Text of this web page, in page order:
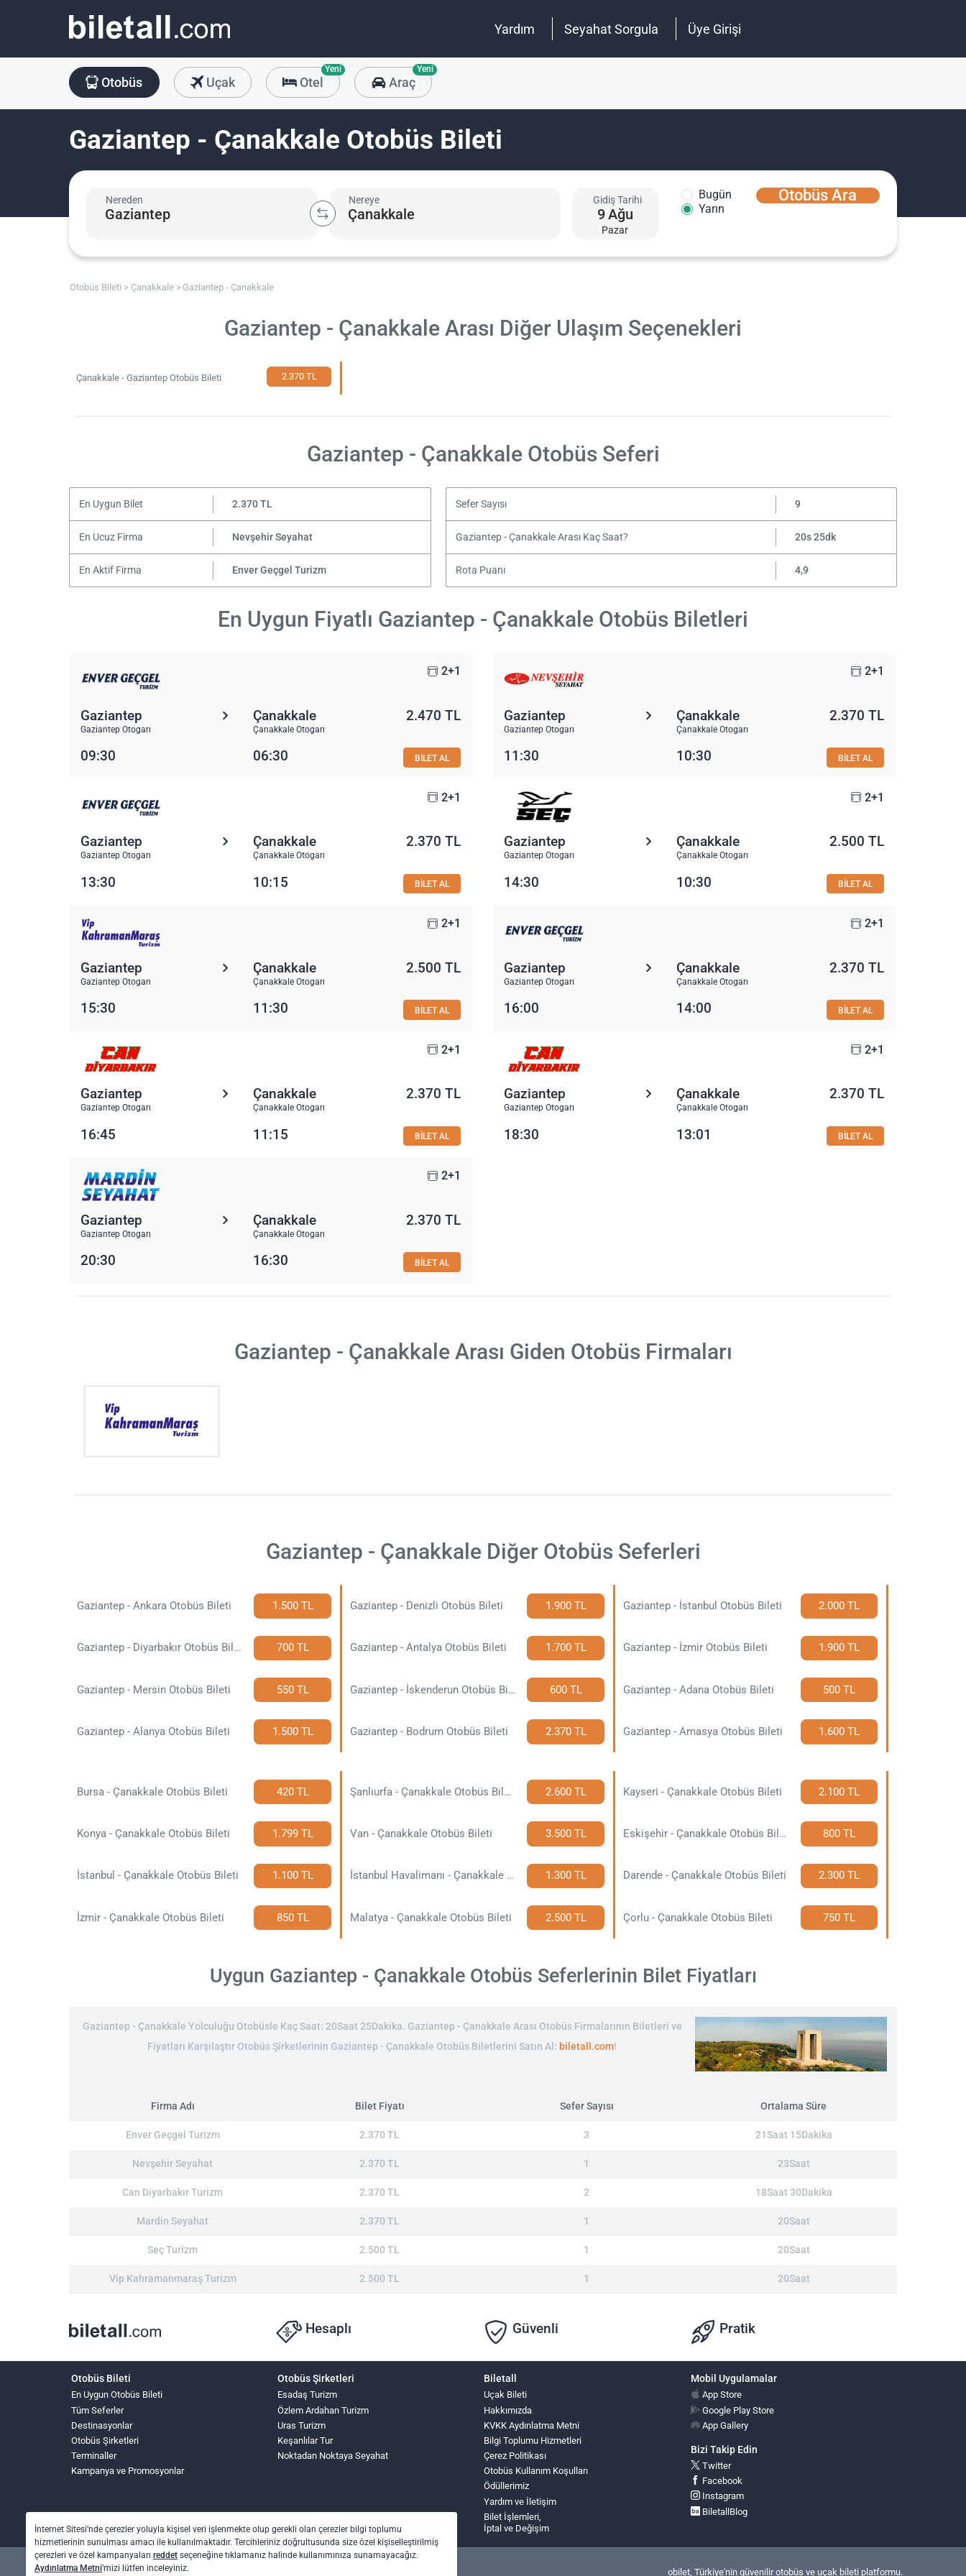
Yardım Seyahat Sorgula Üye Girişi
Otobüs Uçak Otel
Yeni
Araç
Yeni
Gaziantep - Çanakkale Otobüs Bileti
Nereden Nereye Gidiş Tarihi
9Ağu
Pazar
Bugün
Yarın
Otobüs Ara
Otobüs Bileti Çanakkale Gaziantep - Çanakkale
Gaziantep - Çanakkale Arası Diğer Ulaşım Seçenekleri
Çanakkale - Gaziantep Otobüs Bileti 2.370 TL
Gaziantep - Çanakkale Otobüs Seferi
En Uygun Bilet 2.370 TL Sefer Sayısı 9
En Ucuz Firma Nevşehir Seyahat Gaziantep - Çanakkale Arası Kaç Saat? 20s 25dk
En Aktif Firma Enver Geçgel Turizm Rota Puanı 4,9
En Uygun Fiyatlı Gaziantep - Çanakkale Otobüs Biletleri
2+1
Gaziantep
Gaziantep Otogarı
Çanakkale
Çanakkale Otogarı
2.470 TL
09:30 06:30 BİLET AL
2+1
Gaziantep
Gaziantep Otogarı
Çanakkale
Çanakkale Otogarı
2.370 TL
11:30 10:30 BİLET AL
2+1
Gaziantep
Gaziantep Otogarı
Çanakkale
Çanakkale Otogarı
2.370 TL
13:30 10:15 BİLET AL
2+1
Gaziantep
Gaziantep Otogarı
Çanakkale
Çanakkale Otogarı
2.500 TL
14:30 10:30 BİLET AL
2+1
Gaziantep
Gaziantep Otogarı
Çanakkale
Çanakkale Otogarı
2.500 TL
15:30 11:30 BİLET AL
2+1
Gaziantep
Gaziantep Otogarı
Çanakkale
Çanakkale Otogarı
2.370 TL
16:00 14:00 BİLET AL
2+1
Gaziantep
Gaziantep Otogarı
Çanakkale
Çanakkale Otogarı
2.370 TL
16:45 11:15 BİLET AL
2+1
Gaziantep
Gaziantep Otogarı
Çanakkale
Çanakkale Otogarı
2.370 TL
18:30 13:01 BİLET AL
2+1
Gaziantep
Gaziantep Otogarı
Çanakkale
Çanakkale Otogarı
2.370 TL
20:30 16:30 BİLET AL
Gaziantep - Çanakkale Arası Giden Otobüs Firmaları
Gaziantep - Çanakkale Diğer Otobüs Seferleri
Gaziantep - Ankara Otobüs Bileti 1.500 TL Gaziantep - Denizli Otobüs Bileti 1.900 TL Gaziantep - İstanbul Otobüs Bileti 2.000 TL
Gaziantep - Diyarbakır Otobüs Bileti 700 TL Gaziantep - Antalya Otobüs Bileti 1.700 TL Gaziantep - İzmir Otobüs Bileti 1.900 TL
Gaziantep - Mersin Otobüs Bileti 550 TL Gaziantep - İskenderun Otobüs Bileti 600 TL Gaziantep - Adana Otobüs Bileti 500 TL
Gaziantep - Alanya Otobüs Bileti 1.500 TL Gaziantep - Bodrum Otobüs Bileti 2.370 TL Gaziantep - Amasya Otobüs Bileti 1.600 TL
Bursa - Çanakkale Otobüs Bileti 420 TL Şanlıurfa - Çanakkale Otobüs Bileti 2.600 TL Kayseri - Çanakkale Otobüs Bileti 2.100 TL
Konya - Çanakkale Otobüs Bileti 1.799 TL Van - Çanakkale Otobüs Bileti 3.500 TL Eskişehir - Çanakkale Otobüs Bileti 800 TL
İstanbul - Çanakkale Otobüs Bileti 1.100 TL İstanbul Havalimanı - Çanakkale Otobüs Bileti 1.300 TL Darende - Çanakkale Otobüs Bileti 2.300 TL
İzmir - Çanakkale Otobüs Bileti 850 TL Malatya - Çanakkale Otobüs Bileti 2.500 TL Çorlu - Çanakkale Otobüs Bileti 750 TL
Uygun Gaziantep - Çanakkale Otobüs Seferlerinin Bilet Fiyatları
Gaziantep - Çanakkale Yolculuğu Otobüsle Kaç Saat: 20Saat 25Dakika. Gaziantep - Çanakkale Arası Otobüs Firmalarının Biletleri ve
Fiyatları Karşılaştır Otobüs Şirketlerinin Gaziantep - Çanakkale Otobüs Biletlerini Satın Al: biletall.com!
Firma Adı Bilet Fiyatı Sefer Sayısı Ortalama Süre
Enver Geçgel Turizm 2.370 TL 3 21Saat 15Dakika
Nevşehir Seyahat 2.370 TL 1 23Saat
Can Diyarbakır Turizm 2.370 TL 2 18Saat 30Dakika
Mardin Seyahat 2.370 TL 1 20Saat
Seç Turizm 2.500 TL 1 20Saat
Vip Kahramanmaraş Turizm 2.500 TL 1 20Saat
Hesaplı Güvenli Pratik
Otobüs Bileti
En Uygun Otobüs Bileti
Tüm Seferler
Destinasyonlar
Otobüs Şirketleri
Terminaller
Kampanya ve Promosyonlar
Otobüs Şirketleri
Esadaş Turizm
Özlem Ardahan Turizm
Uras Turizm
Keşanlılar Tur
Noktadan Noktaya Seyahat
Biletall
Uçak Bileti
Hakkımızda
KVKK Aydınlatma Metni
Bilgi Toplumu Hizmetleri
Çerez Politikası
Otobüs Kullanım Koşulları
Ödüllerimiz
Yardım ve İletişim
Bilet İşlemleri,
İptal ve Değişim
Mobil Uygulamalar
App Store
Google Play Store
App Gallery
Bizi Takip Edin
Twitter
Facebook
Instagram
BiletallBlog
obilet, Türkiye'nin güvenilir otobüs ve uçak bileti platformu.
İnternet Sitesi’nde çerezler yoluyla kişisel veri işlenmekte olup gerekli olan çerezler bilgi toplumu
hizmetlerinin sunulması amacı ile kullanılmaktadır. Tercihleriniz doğrultusunda size özel kişiselleştirilmiş
çerezleri ve özel kampanyaları reddet seçeneğine tıklamanız halinde kullanımınıza sunamayacağız.
Aydınlatma Metni’mizi lütfen inceleyiniz.